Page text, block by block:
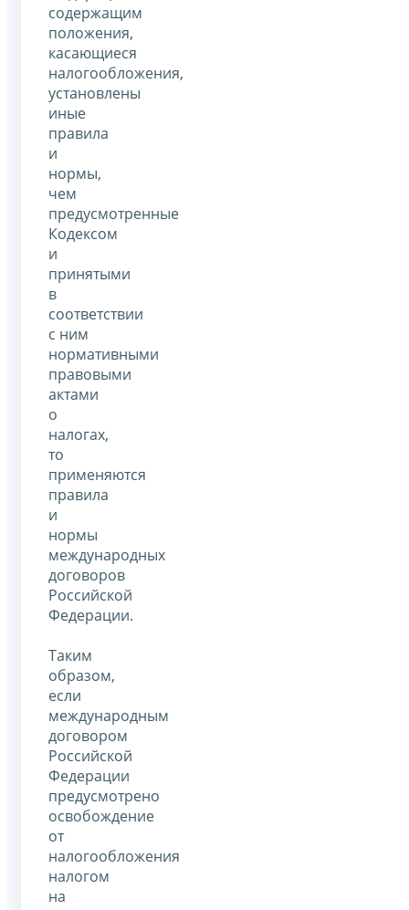
содержащим
положения,
касающиеся
налогообложения,
установлены
иные
правила
и
нормы,
чем
предусмотренные
Кодексом
и
принятыми
в
соответствии
с ним
нормативными
правовыми
актами
о
налогах,
то
применяются
правила
и
нормы
международных
договоров
Российской
Федерации.
Таким
образом,
если
международным
договором
Российской
Федерации
предусмотрено
освобождение
от
налогообложения
налогом
на